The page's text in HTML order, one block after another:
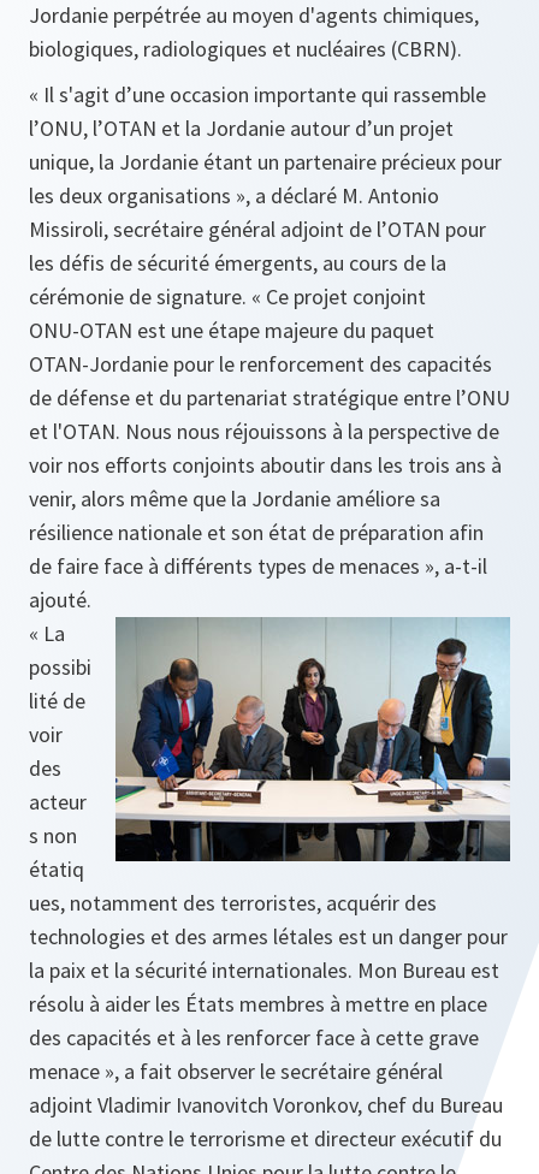
Jordanie perpétrée au moyen d'agents chimiques,
biologiques, radiologiques et nucléaires (CBRN).
« Il s'agit d’une occasion importante qui rassemble
l’ONU, l’OTAN et la Jordanie autour d’un projet
unique, la Jordanie étant un partenaire précieux pour
les deux organisations », a déclaré M. Antonio
Missiroli, secrétaire général adjoint de l’OTAN pour
les défis de sécurité émergents, au cours de la
cérémonie de signature. « Ce projet conjoint
ONU‑OTAN est une étape majeure du paquet
OTAN‑Jordanie pour le renforcement des capacités
de défense et du partenariat stratégique entre l’ONU
et l'OTAN. Nous nous réjouissons à la perspective de
voir nos efforts conjoints aboutir dans les trois ans à
venir, alors même que la Jordanie améliore sa
résilience nationale et son état de préparation afin
de faire face à différents types de menaces », a‑t‑il
ajouté.
« La
possibi
lité de
voir
des
acteur
s non
étatiq
ues, notamment des terroristes, acquérir des
technologies et des armes létales est un danger pour
la paix et la sécurité internationales. Mon Bureau est
résolu à aider les États membres à mettre en place
des capacités et à les renforcer face à cette grave
menace », a fait observer le secrétaire général
adjoint Vladimir Ivanovitch Voronkov, chef du Bureau
de lutte contre le terrorisme et directeur exécutif du